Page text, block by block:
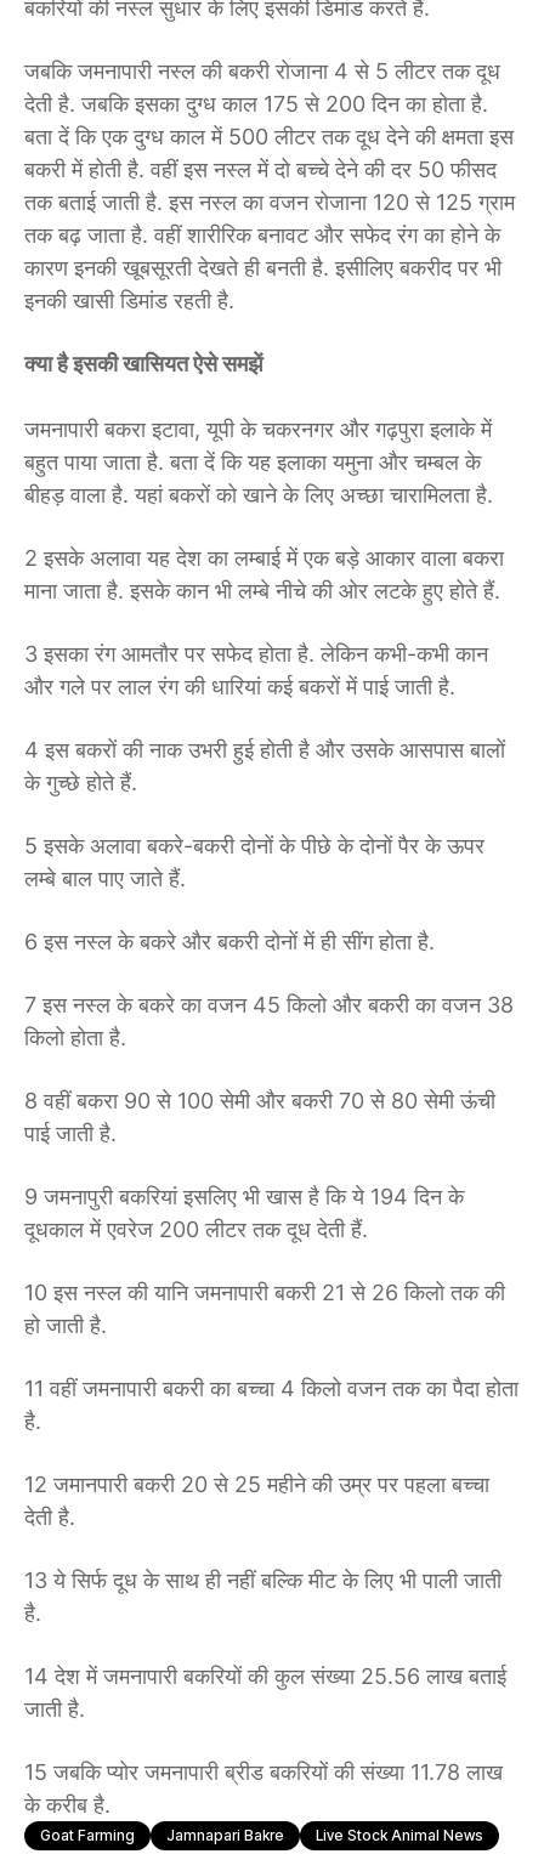
बकरियों की नस्ल सुधार के लिए इसकी डिमांड करते हैं.
जबकि जमनापारी नस्ल की बकरी रोजाना 4 से 5 लीटर तक दूध
देती है. जबकि इसका दुग्ध काल 175 से 200 दिन का होता है.
बता दें कि एक दुग्ध काल में 500 लीटर तक दूध देने की क्षमता इस
बकरी में होती है. वहीं इस नस्ल में दो बच्चे देने की दर 50 फीसद
तक बताई जाती है. इस नस्ल का वजन रोजाना 120 से 125 ग्राम
तक बढ़ जाता है. वहीं शारीरिक बनावट और सफेद रंग का होने के
कारण इनकी खूबसूरती देखते ही बनती है. इसीलिए बकरीद पर भी
इनकी खासी डिमांड रहती है.
क्या है इसकी खासियत ऐसे समझें
जमनापारी बकरा इटावा, यूपी के चकरनगर और गढ़पुरा इलाके में
बहुत पाया जाता है. बता दें कि यह इलाका यमुना और चम्बल के
बीहड़ वाला है. यहां बकरों को खाने के लिए अच्छा चारा​मिलता है.
2 इसके अलावा यह देश का लम्बाई में एक बड़े आकार वाला बकरा
माना जाता है. इसके कान भी लम्बे नीचे की ओर लटके हुए होते हैं.
3 इसका रंग आमतौर पर सफेद होता है. लेकिन कभी-कभी कान
और गले पर लाल रंग की धारियां कई बकरों में पाई जाती है.
4 इस बकरों की नाक उभरी हुई होती है और उसके आसपास बालों
के गुच्छे होते हैं.
5 इसके अलावा बकरे-बकरी दोनों के पीछे के दोनों पैर के ऊपर
लम्बे बाल पाए जाते हैं.
6 इस नस्ल के बकरे और बकरी दोनों में ही सींग होता है.
7 इस नस्ल के बकरे का वजन 45 किलो और बकरी का वजन 38
किलो होता है.
8 वहीं बकरा 90 से 100 सेमी और बकरी 70 से 80 सेमी ऊंची
पाई जाती है.
9 जमनापुरी बकरियां इसलिए भी खास है कि ये 194 दिन के
दूधकाल में एवरेज 200 लीटर तक दूध देती हैं.
10 इस नस्ल की यानि जमनापारी बकरी 21 से 26 किलो तक की
हो जाती है.
11 वहीं जमनापारी बकरी का बच्चा 4 किलो वजन तक का पैदा होता
है.
12 जमानपारी बकरी 20 से 25 महीने की उम्र पर पहला बच्चा
देती है.
13 ये सिर्फ दूध के साथ ही नहीं बल्कि मीट के लिए भी पाली जाती
है.
14 देश में जमनापारी बकरियों की कुल संख्या 25.56 लाख बताई
जाती है.
15 जबकि प्योर जमनापारी ब्रीड बकरियों की संख्या 11.78 लाख
के करीब है.
Goat Farming Jamnapari Bakre Live Stock Animal News